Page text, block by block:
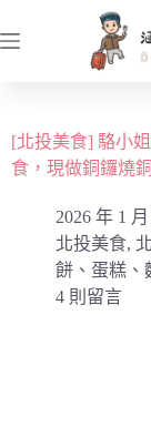
至
容[北投美食] 駱小
食，現做銅鑼燒
2026 年 1 月
北投美食,
餅、蛋糕、
4 則留言